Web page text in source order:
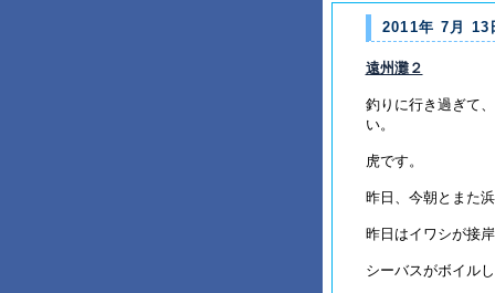
2011年 7月 13
遠州灘２
釣りに行き過ぎて
い。
虎です。
昨日、今朝とまた
昨日はイワシが接
シーバスがボイル